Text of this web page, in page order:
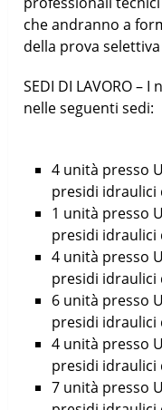
che andranno a
della prova selettiva
SEDI DI LAVORO –
nelle seguenti sedi:
4 unità presso
presidi idraulici
1 unità presso
presidi idraulici
4 unità presso
presidi idraulici
6 unità presso
presidi idraulici
4 unità presso
presidi idraulici
7 unità presso